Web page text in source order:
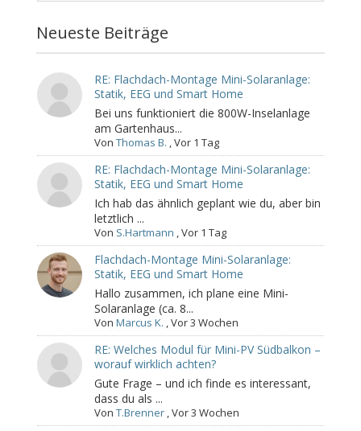
Neueste Beiträge
RE: Flachdach-Montage Mini-Solaranlage:
Statik, EEG und Smart Home
Bei uns funktioniert die 800W-Inselanlage
am Gartenhaus...
VonThomas B. ,Vor 1 Tag
RE: Flachdach-Montage Mini-Solaranlage:
Statik, EEG und Smart Home
Ich hab das ähnlich geplant wie du, aber bin
letztlich ...
Von S.Hartmann ,Vor 1 Tag
Flachdach-Montage Mini-Solaranlage:
Statik, EEG und Smart Home
Hallo zusammen, ich plane eine Mini-
Solaranlage (ca. 8...
VonMarcus K. ,Vor 3 Wochen
RE: Welches Modul für Mini-PV Südbalkon –
worauf wirklich achten?
Gute Frage – und ich finde es interessant,
dass du als ...
VonT.Brenner ,Vor 3 Wochen